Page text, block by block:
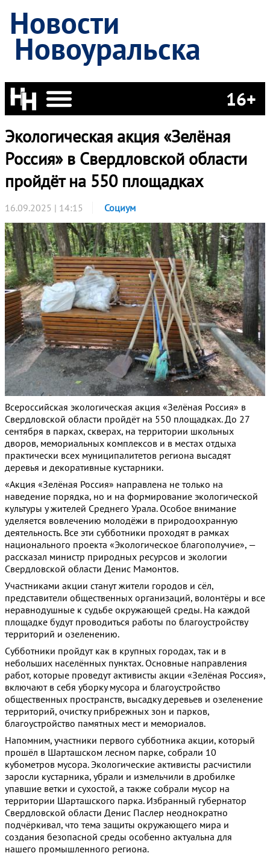
Новости
Новоуральска
16+
Экологическая акция «Зелёная
Россия» в Свердловской области
пройдёт на 550 площадках
16.09.2025 | 14:15 Социум
Всероссийская экологическая акция «Зелёная Россия» в
Свердловской области пройдёт на 550 площадках. До 27
сентября в парках, скверах, на территории школьных
дворов, мемориальных комплексов и в местах отдыха
практически всех муниципалитетов региона высадят
деревья и декоративные кустарники.
«Акция «Зелёная Россия» направлена не только на
наведение порядка, но и на формирование экологической
культуры у жителей Среднего Урала. Особое внимание
уделяется вовлечению молодёжи в природоохранную
деятельность. Все эти субботники проходят в рамках
национального проекта «Экологическое благополучие», —
рассказал министр природных ресурсов и экологии
Свердловской области Денис Мамонтов.
Участниками акции станут жители городов и сёл,
представители общественных организаций, волонтёры и все
неравнодушные к судьбе окружающей среды. На каждой
площадке будут проводиться работы по благоустройству
территорий и озеленению.
Субботники пройдут как в крупных городах, так и в
небольших населённых пунктах. Основные направления
работ, которые проведут активисты акции «Зелёная Россия»,
включают в себя уборку мусора и благоустройство
общественных пространств, высадку деревьев и озеленение
территорий, очистку прибрежных зон и парков,
благоустройство памятных мест и мемориалов.
Напомним, участники первого субботника акции, который
прошёл в Шарташском лесном парке, собрали 10
кубометров мусора. Экологические активисты расчистили
заросли кустарника, убрали и измельчили в дробилке
упавшие ветки и сухостой, а также собрали мусор на
территории Шарташского парка. Избранный губернатор
Свердловской области Денис Паслер неоднократно
подчёркивал, что тема защиты окружающего мира и
создания безопасной среды особенно актуальна для
нашего промышленного региона.